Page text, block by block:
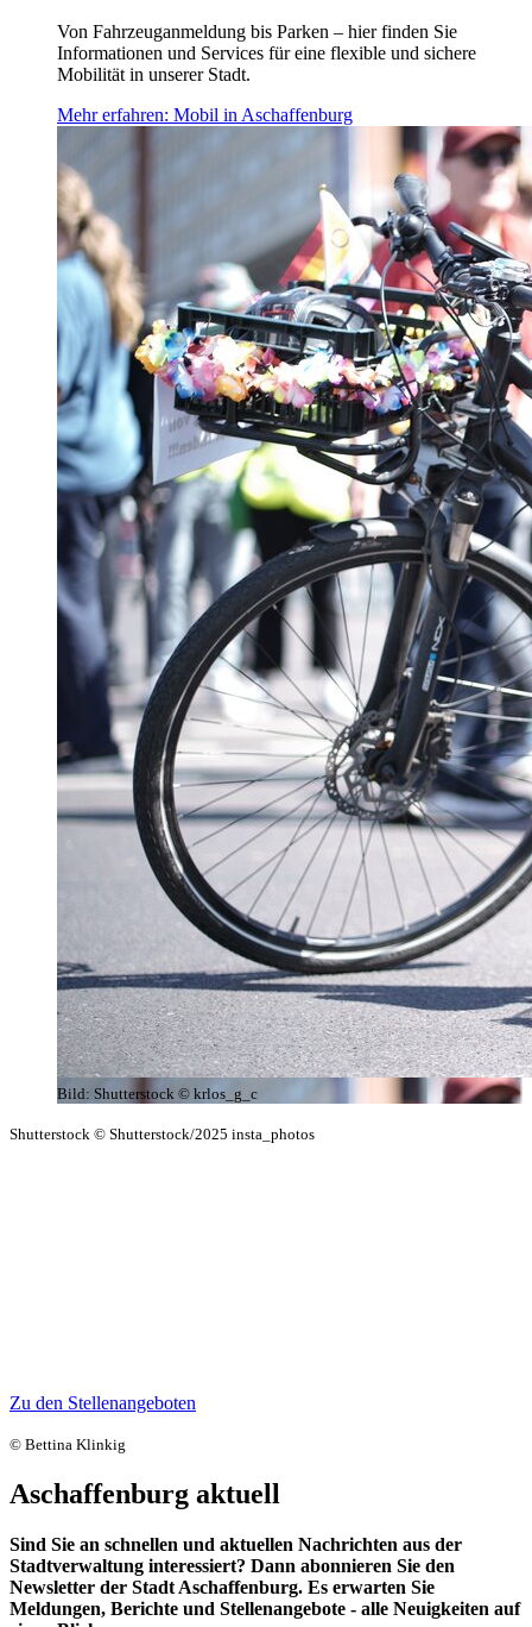
Von Fahrzeuganmeldung bis Parken – hier finden Sie
Informationen und Services für eine flexible und sichere
Mobilität in unserer Stadt.
Mehr erfahren: Mobil in Aschaffenburg
Bild: Shutterstock © krlos_g_c
Shutterstock © Shutterstock/2025 insta_photos
Zu den Stellenangeboten
© Bettina Klinkig
Aschaffenburg aktuell
Sind Sie an schnellen und aktuellen Nachrichten aus der
Stadtverwaltung interessiert? Dann abonnieren Sie den
Newsletter der Stadt Aschaffenburg. Es erwarten Sie
Meldungen, Berichte und Stellenangebote - alle Neuigkeiten auf